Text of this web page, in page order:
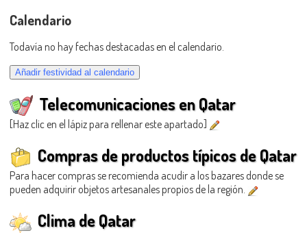
Calendario
Todavía no hay fechas destacadas en el calendario.
Telecomunicaciones en Qatar
[Haz clic en el lápiz para rellenar este apartado]
Compras de productos típicos de Qatar
Para hacer compras se recomienda acudir a los bazares donde se
pueden adquirir objetos artesanales propios de la región.
Clima de Qatar